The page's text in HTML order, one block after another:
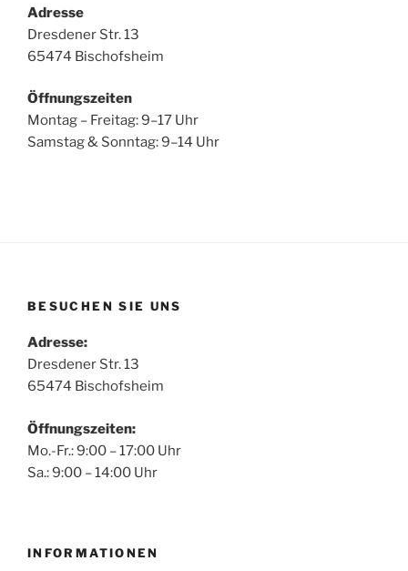
Adresse
Dresdener Str. 13
65474 Bischofsheim
Öffnungszeiten
Montag – Freitag: 9–17 Uhr
Samstag & Sonntag: 9–14 Uhr
BESUCHEN SIE UNS
Adresse:
Dresdener Str. 13
65474 Bischofsheim
Öffnungszeiten:
Mo.-Fr.: 9:00 – 17:00 Uhr
Sa.: 9:00 – 14:00 Uhr
INFORMATIONEN